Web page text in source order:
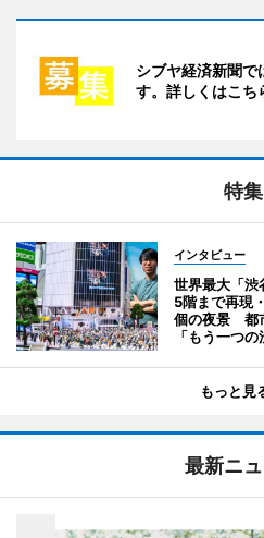
シブヤ経済新聞で
す。詳しくはこち
特集
インタビュー
世界最大「
5階まで再現
個の夜景 都
「もう一つの
もっと見
最新ニ